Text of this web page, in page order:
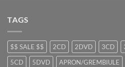
TAGS
$$ SALE $$ 2CD 2DVD 3CD
5CD
5DVD APRON/GREMBIULE